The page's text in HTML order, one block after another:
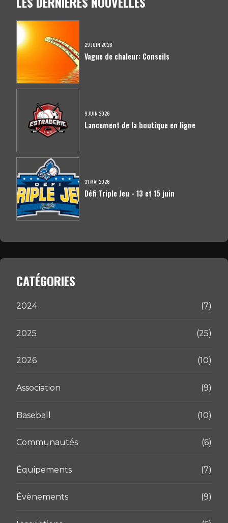
29 JUIN 2026
Vague de chaleur: Conseils
9 JUIN 2026
Lancement de la boutique en ligne
31 MAI 2026
Défi Triple Jeu - 13 et 15 juin
CATÉGORIES
2024 (7)
2025 (25)
2026 (10)
Association (9)
Baseball (10)
Communautés (6)
Équipements (7)
Évènements (9)